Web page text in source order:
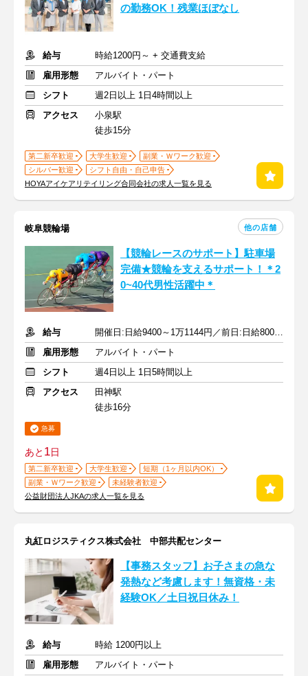
の勤務OK！残業ほぼなし
給与
時給1200円～ + 交通費支給
雇用形態
アルバイト・パート
シフト
週2日以上 1日4時間以上
アクセス
小泉駅
徒歩15分
第二新卒歓迎 大学生歓迎
副業・Ｗワーク歓迎
シルバー歓迎
シフト自由・自己申告
HOYAアイケアリテイリング合同会社の求人一覧を見る
岐阜競輪場 他の店舗
【競輪レースのサポート】駐車場
完備★競輪を支えるサポート！＊2
0~40代男性活躍中＊
給与
開催日:日給9400～1万1144円／前日:日給8000円 ＋交通費全額支給
雇用形態
アルバイト・パート
シフト
週4日以上 1日5時間以上
アクセス
田神駅
徒歩16分
急募
あと 1日
第二新卒歓迎 大学生歓迎
短期（1ヶ月以内OK）
副業・Ｗワーク歓迎
未経験者歓迎
公益財団法人JKAの求人一覧を見る
丸紅ロジスティクス株式会社 中部共配センター
【事務スタッフ】お子さまの急な
発熱など考慮します！無資格・未
経験OK／土日祝日休み！
給与
時給 1200円以上
雇用形態
アルバイト・パート